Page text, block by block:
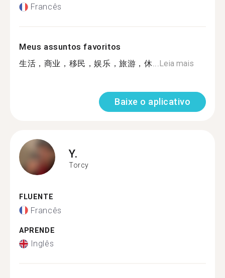
Francês
Meus assuntos favoritos
生活，商业，移民，娱乐，旅游，休...Leia mais
Baixe o aplicativo
Y.
Torcy
FLUENTE
Francês
APRENDE
Inglês